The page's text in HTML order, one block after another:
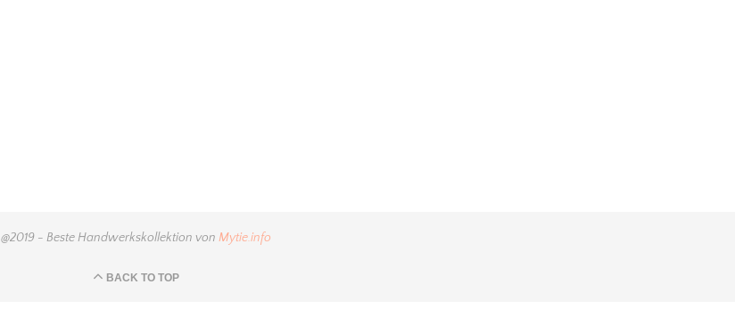
@2019 - Beste Handwerkskollektion von Mytie.info
BACK TO TOP